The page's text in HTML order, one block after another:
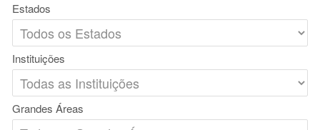
Estados
Instituições
Grandes Áreas